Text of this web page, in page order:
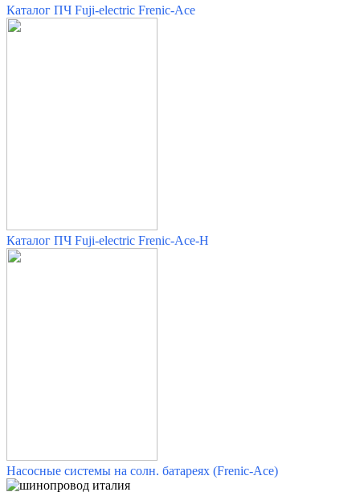
Каталог ПЧ Fuji-electric Frenic-Ace
Каталог ПЧ Fuji-electric Frenic-Ace-H
Насосные системы на солн. батареях (Frenic-Ace)